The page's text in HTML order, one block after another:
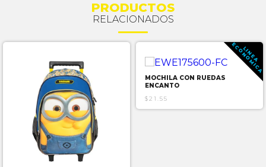
PRODUCTOS
RELACIONADOS
L
I
N
E
A
E
C
O
N
O
M
I
C
A
MOCHILA CON RUEDAS
ENCANTO
$21.55